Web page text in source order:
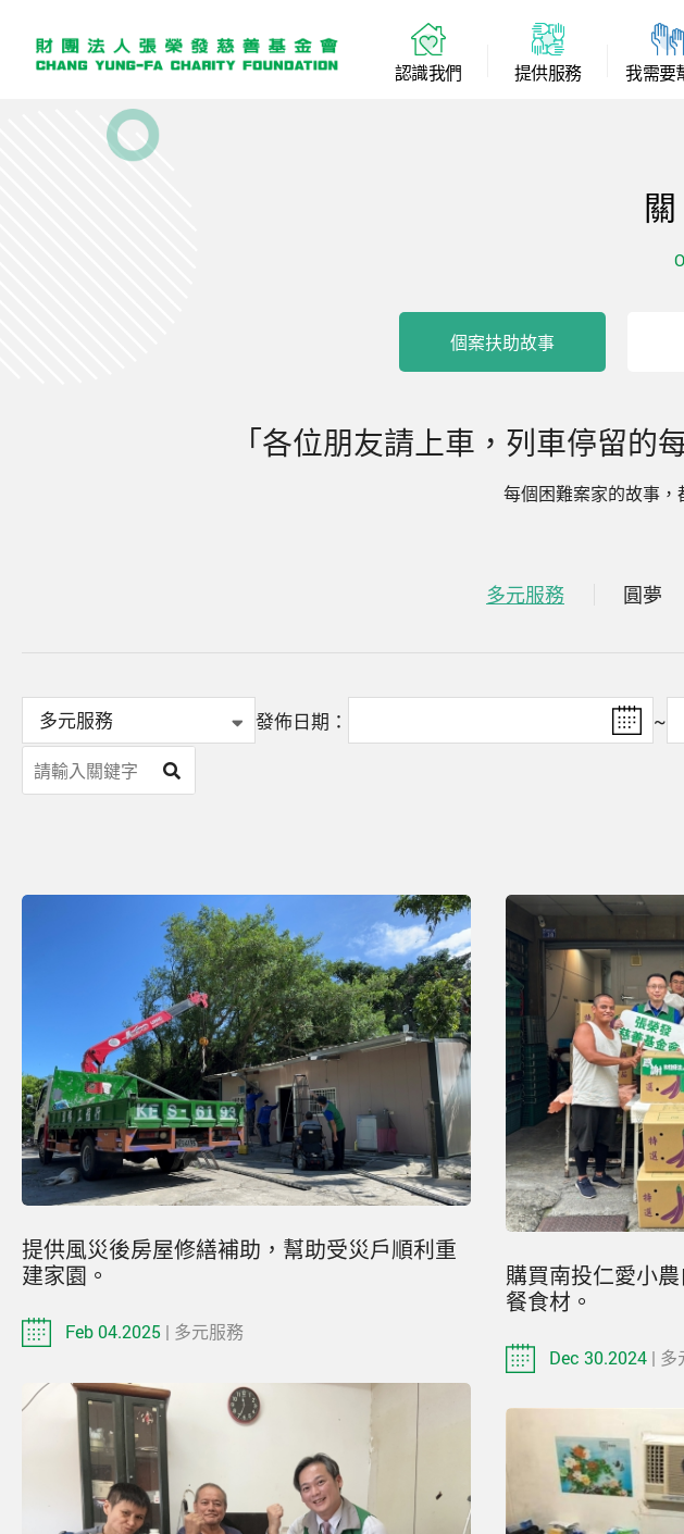
認識我們 提供服務 我需要
個案扶助故事
「各位朋友請上車，列車停留的
每個困難案家的故事
多元服務 圓夢
發佈日期： ~
提供風災後房屋修繕補助，幫助受災戶順利重
建家園。
Feb 04.2025 | 多元服務
購買南投仁愛小
餐食材。
Dec 30.2024 | 多